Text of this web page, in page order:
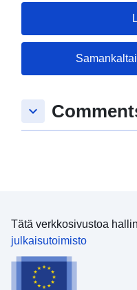
keyboard_arrow_down
Tätä verkkosivustoa
julkaisutoimisto